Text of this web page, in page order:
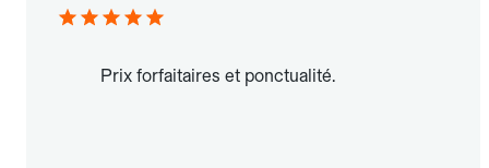
Prix forfaitaires et ponctualité.